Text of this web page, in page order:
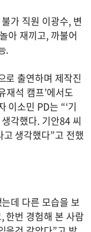
가 직원 이광수, 변
아 재끼고, 까불어
.
로 출연하며 제작진
재석 캠프’에서도
이소민 PD는 “‘기
각했다. 기안84 씨
생각했다”고 전했
데 다른 모습을 보
한번 경험해 본 사람